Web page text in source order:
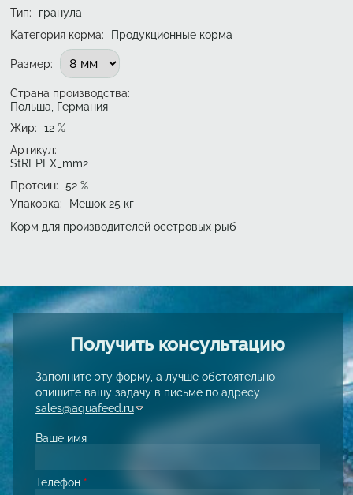
Тип:
гранула
Категория корма:
Продукционные корма
Подобрать вариант
Размер:
Страна производства:
Польша, Германия
Жир: 12 %
Артикул:
StREPEX_mm2
Протеин: 52 %
Упаковка:
Мешок 25 кг
Корм для производителей осетровых рыб
Получить консультацию
Заполните эту форму, а лучше обстоятельно
опишите вашу задачу в письме по адресу
sales@aquafeed.ru(link sends e-mail)
Ваше имя
Телефон *